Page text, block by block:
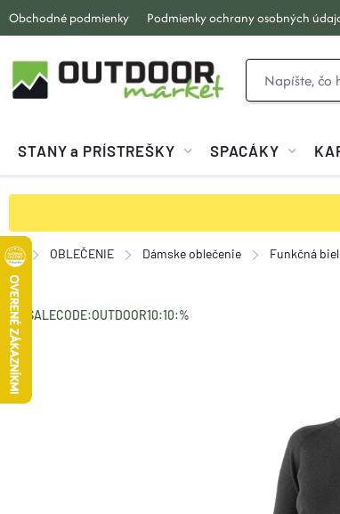
Prejsť
na
obsah
Obchodné podmienky Podmienky ochrany osobných
STANY a PRÍSTREŠKY SPACÁKY
Domov
OBLEČENIE Dámske oblečenie Funkčná
SALECODE:OUTDOOR10:10:%